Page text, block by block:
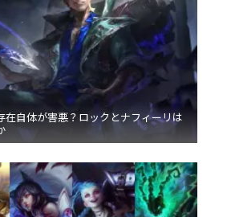
在自体が害悪？ロックとナフィーリは